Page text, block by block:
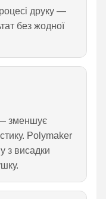
друку —
без жодної
— зменшує
Polymaker
з висадки